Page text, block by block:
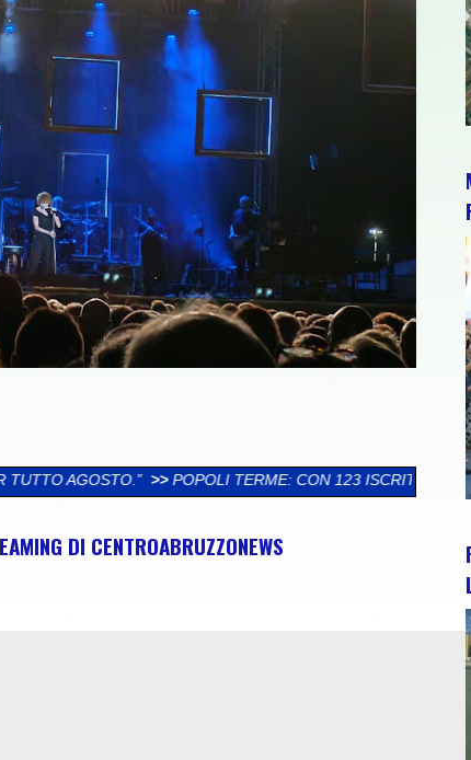
TERME: CON 123 ISCRITTI LA 64ª SVOLTE DI POPOLI SI
DI CENTROABRUZZONEWS